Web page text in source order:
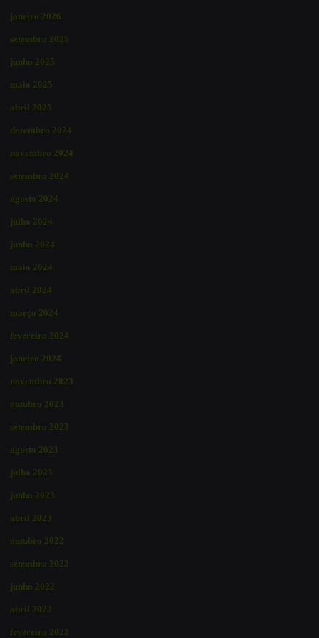
janeiro 2026
setembro 2025
junho 2025
maio 2025
abril 2025
dezembro 2024
novembro 2024
setembro 2024
agosto 2024
julho 2024
junho 2024
maio 2024
abril 2024
março 2024
fevereiro 2024
janeiro 2024
novembro 2023
outubro 2023
setembro 2023
agosto 2023
julho 2023
junho 2023
abril 2023
outubro 2022
setembro 2022
junho 2022
abril 2022
fevereiro 2022